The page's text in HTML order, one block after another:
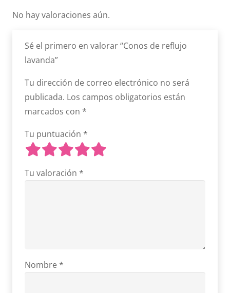
No hay valoraciones aún.
Sé el primero en valorar “Conos de reflujo
lavanda”
Tu dirección de correo electrónico no será
publicada. Los campos obligatorios están
marcados con *
Tu puntuación *
Tu valoración *
Nombre *